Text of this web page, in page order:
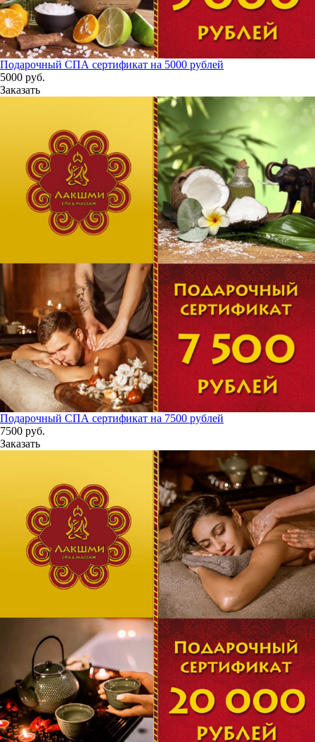
Подарочный СПА сертификат на 5000 рублей
5000 руб.
Заказать
Подарочный СПА сертификат на 7500 рублей
7500 руб.
Заказать